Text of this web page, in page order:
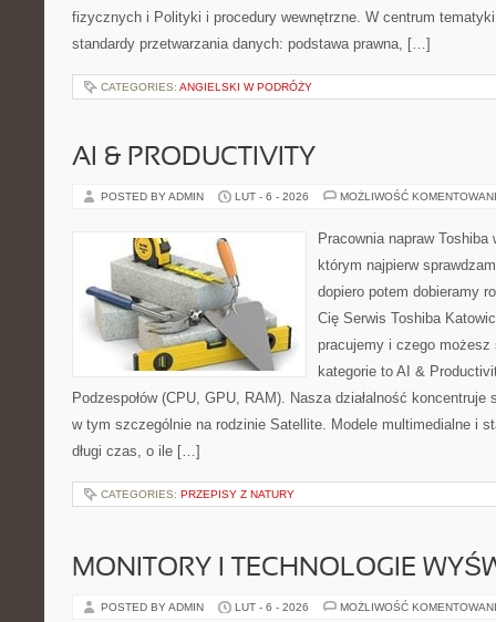
fizycznych i Polityki i procedury wewnętrzne. W centrum
standardy przetwarzania danych: podstawa prawna, […]
CATEGORIES: ANGIELSKI W PODRÓŻY
AI & PRODUCTIVITY
POSTED BY ADMIN LUT - 6 - 2026 MOŻLIWOŚĆ
Pracownia napraw
którym najpierw
dopiero potem dobieramy
Cię Serwis Toshiba
pracujemy i czego
kategorie to AI &
Podzespołów (CPU, GPU, RAM). Nasza działalność koncentruje
w tym szczególnie na rodzinie Satellite. Modele multimedialne i
długi czas, o ile […]
CATEGORIES: PRZEPISY Z NATURY
MONITORY I TECHNOLOGIE
POSTED BY ADMIN LUT - 6 - 2026 MOŻLIWOŚĆ